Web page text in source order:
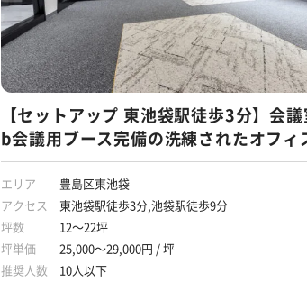
【セットアップ 東池袋駅徒歩3分】会
b会議用ブース完備の洗練されたオフィ
エリア
豊島区東池袋
アクセス
東池袋駅徒歩3分,池袋駅徒歩9分
坪数
12～22坪
坪単価
25,000～29,000円 / 坪
推奨人数
10人以下